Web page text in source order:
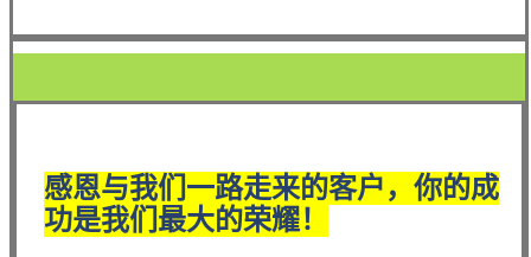
感恩与我们一路走来的客户，你的成
功是我们最大的荣耀！